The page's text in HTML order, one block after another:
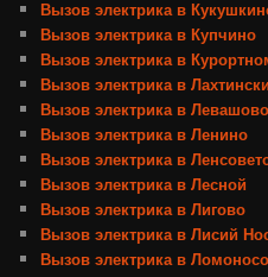
Вызов электрика в
Вызов электрика в Купчино
Вызов электрика в
Вызов электрика в
Вызов электрика в Левашово
Вызов электрика в Ленино
Вызов электрика в
Вызов электрика в Лесной
Вызов электрика в Лигово
Вызов электрика в Лисий
Вызов электрика в